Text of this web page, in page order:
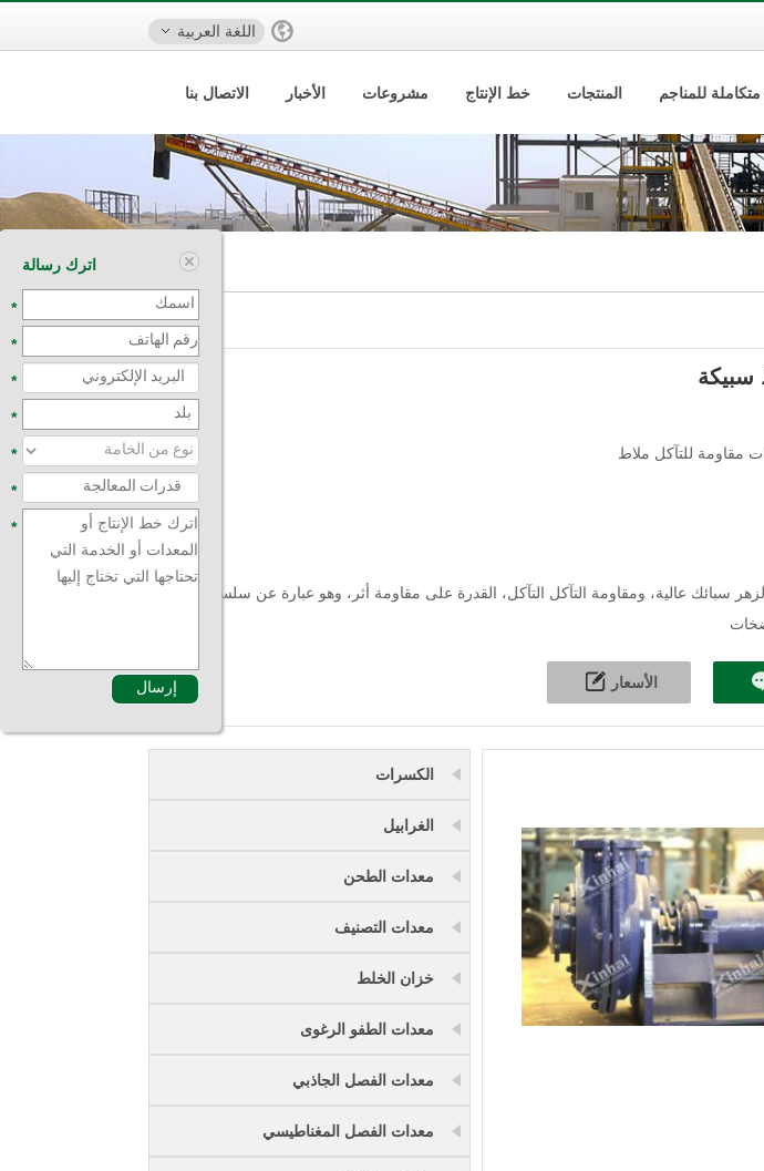
اللغة العربية
للمناجم المنتجات خط الإنتاج مشروعات الأخبار الاتصال بنا
سبيكة
للتآكل ملاط
سبائك عالية، ومقاومة التآكل التآكل، القدرة على مقاومة أثر، وهو عبارة عن سلسلة متعددة
الأسعار
الكسرات
الغرابيل
معدات الطحن
معدات التصنيف
خزان الخلط
معدات الطفو الرغوى
معدات الفصل الجاذبي
معدات الفصل المغناطيسي
اترك رسالة
*
*
*
*
*
*
*